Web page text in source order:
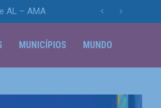
AL – AMA
MUNICÍPIOS MUNDO